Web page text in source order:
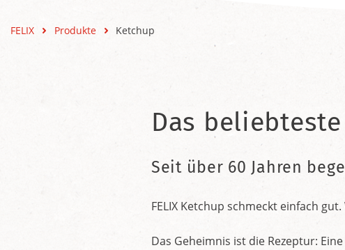
FELIX Produkte Ketchup
Das
Seit über 60 Jahren
FELIX Ketchup schmeckt einfach
Das Geheimnis ist die Rezeptur: